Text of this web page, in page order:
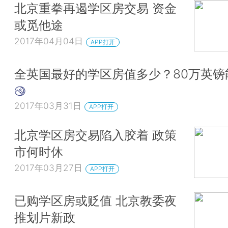
北京重拳再遏学区房交易 资金
或觅他途
2017年04月04日 APP打开
全英国最好的学区房值多少？80万英
2017年03月31日 APP打开
北京学区房交易陷入胶着 政策
市何时休
2017年03月27日 APP打开
已购学区房或贬值 北京教委夜
推划片新政